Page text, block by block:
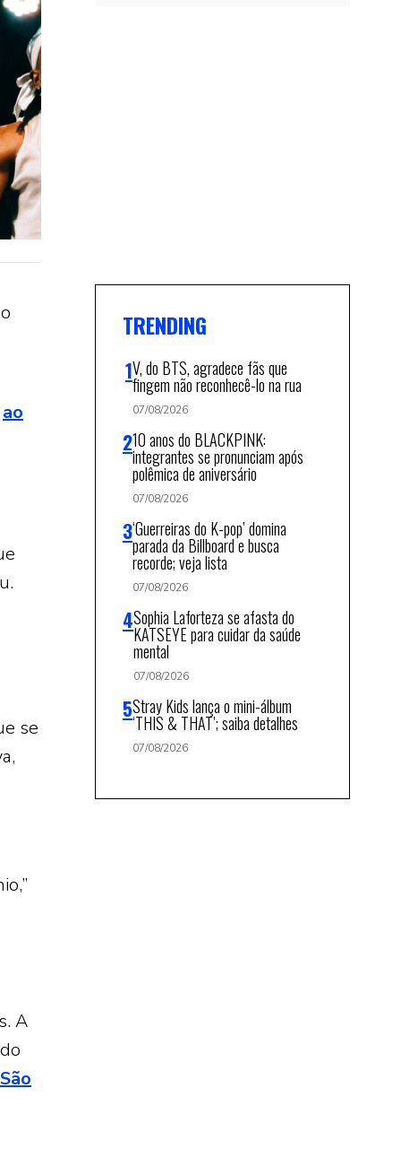
ao
se
A
São
TRENDING
V, do BTS, agradece fãs que
fingem não reconhecê-lo na rua
07/08/2026
10 anos do BLACKPINK:
integrantes se pronunciam após
polêmica de aniversário
07/08/2026
‘Guerreiras do K-pop’ domina
parada da Billboard e busca
recorde; veja lista
07/08/2026
Sophia Laforteza se afasta do
KATSEYE para cuidar da saúde
mental
07/08/2026
Stray Kids lança o mini-álbum
‘THIS & THAT’; saiba detalhes
07/08/2026